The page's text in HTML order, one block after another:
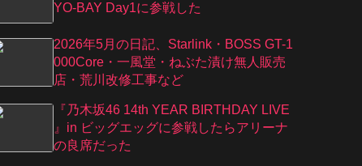
YO-BAY Day1に参戦した
2026年5月の日記、Starlink・BOSS GT-1
000Core・一風堂・ねぶた漬け無人販売
店・荒川改修工事など
『乃⽊坂46 14th YEAR BIRTHDAY LIVE
』in ビッグエッグに参戦したらアリーナ
の良席だった